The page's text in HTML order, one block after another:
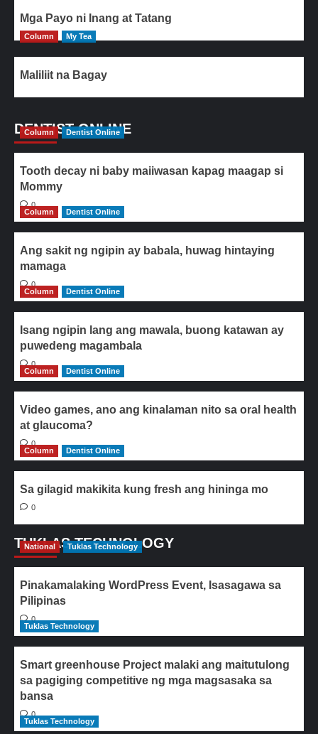
Mga Payo ni Inang at Tatang
Column My Tea
Maliliit na Bagay
DENTIST ONLINE
Column Dentist Online
Tooth decay ni baby maiiwasan kapag maagap si
Mommy
0
Column
Dentist Online
Ang sakit ng ngipin ay babala, huwag hintaying
mamaga
0
Column
Dentist Online
Isang ngipin lang ang mawala, buong katawan ay
puwedeng magambala
0
Column
Dentist Online
Video games, ano ang kinalaman nito sa oral health
at glaucoma?
0
Column
Dentist Online
Sa gilagid makikita kung fresh ang hininga mo
0
TUKLAS TECHNOLOGY
National Tuklas Technology
Pinakamalaking WordPress Event, Isasagawa sa
Pilipinas
0
Tuklas Technology
Smart greenhouse Project malaki ang maitutulong
sa pagiging competitive ng mga magsasaka sa
bansa
0
Tuklas Technology